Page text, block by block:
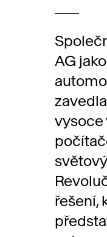
AG
vysoce
řešení,